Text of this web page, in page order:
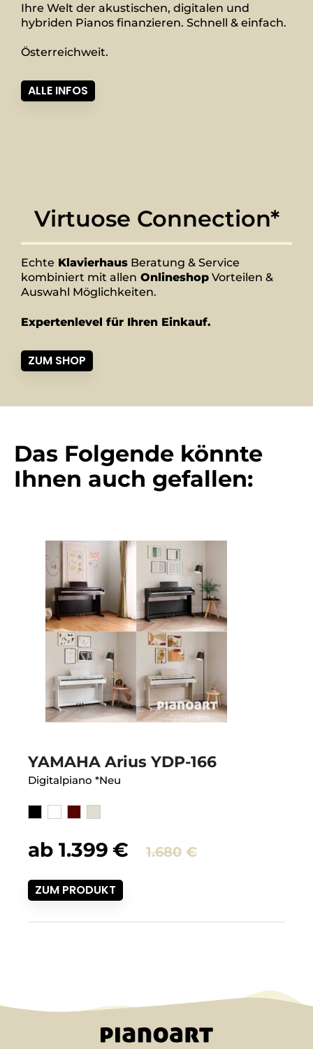
Ihre Welt der akustischen, digitalen und
hybriden Pianos finanzieren. Schnell & einfach.
Österreichweit.
ALLE INFOS
Virtuose Connection*
Echte Klavierhaus Beratung & Service
kombiniert mit allen Onlineshop Vorteilen &
Auswahl Möglichkeiten.
Expertenlevel für Ihren Einkauf.
ZUM SHOP
Das Folgende könnte
Ihnen auch gefallen:
YAMAHA Arius YDP-166
Digitalpiano *Neu
1.680 €
1.680€
ab 1.399 €
Aktueller
1.399€.
ZUM PRODUKT